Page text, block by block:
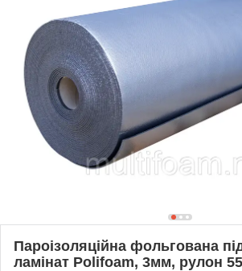
Пароізоляційна фольгована
ламінат Polifoam, 3мм, рулон